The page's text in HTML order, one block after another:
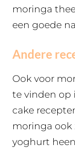
moringa
een goede
Andere
Ook voor
te vinden op
cake
moringa ook
yoghurt